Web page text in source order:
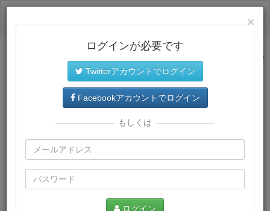
サイトトップに戻る
プレミアム会員では、教材がダウンロードでき、快適な動画
再生環境が提供されます。
×
ログインが必要です
Twitterアカウントでログイン
Facebookアカウントでログイン
もしくは
ログイン